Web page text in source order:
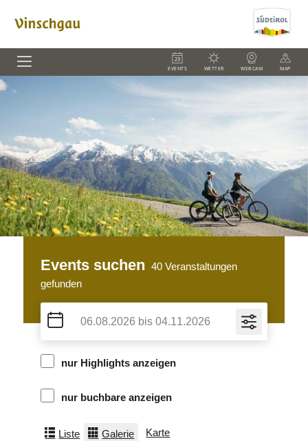
EVENTS WETTER WEBCAM MAP
Events suchen 40 Veranstaltungen
gefunden
nur Highlights anzeigen
nur buchbare anzeigen
Liste Galerie Karte